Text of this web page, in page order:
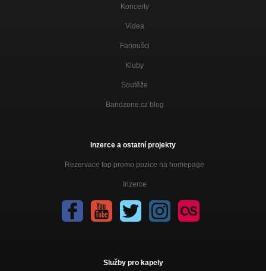
Koncerty
Videa
Fanoušci
Kluby
Soutěže
Bandzone.cz blog
Inzerce a ostatní projekty
Rezervace top promo pozice na homepage
Inzerce
Služby pro kapely